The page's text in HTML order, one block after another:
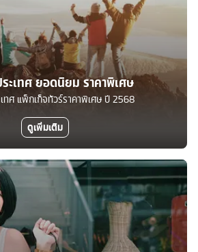
ะเทศ ยอดนิยม ราคาพิเศษ
ทศ แพ็กเก็จทัวร์ราคาพิเศษ ปี 2568
ดูเพิ่มเติม